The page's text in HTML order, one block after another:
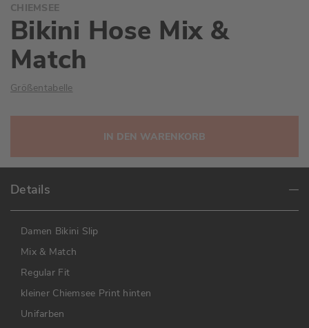
Anfang
der
Bildgalerie
springen
CHIEMSEE
Bikini Hose Mix &
Match
Größentabelle
IN DEN WARENKORB
Details
Damen Bikini Slip
Mix & Match
Regular Fit
kleiner Chiemsee Print hinten
Unifarben